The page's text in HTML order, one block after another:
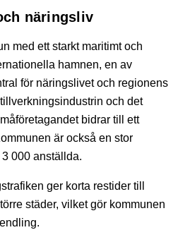
näringsliv
med ett starkt maritimt och
hamnen, en av
för näringslivet och regionens
och det
bidrar till ett
är också en stor
000 anställda.
ger korta restider till
städer, vilket gör kommunen